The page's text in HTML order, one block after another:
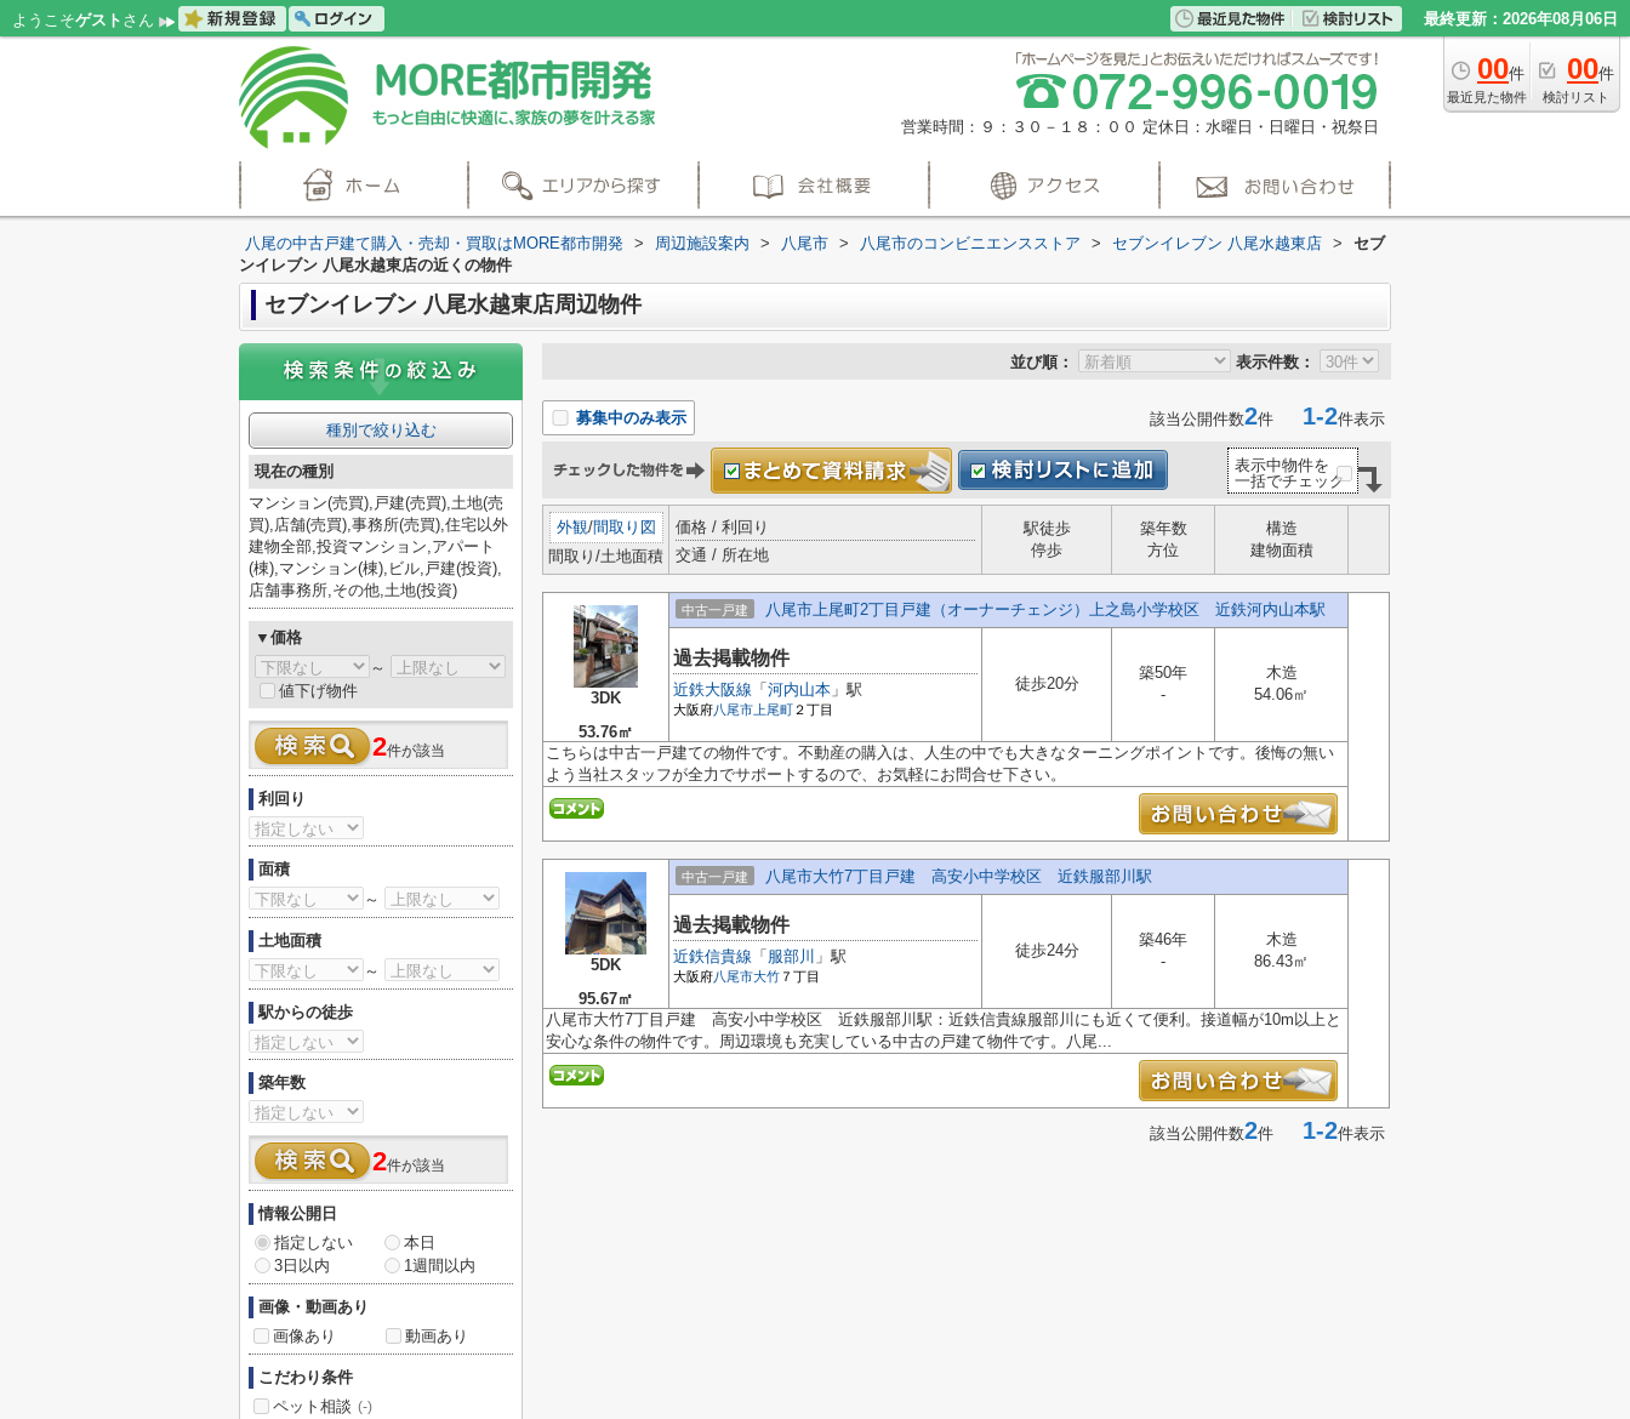
ようこそゲスト さん 最終更新：2026年08月06日
00件
最近見た物件
00件
検討リスト
営業時間：９：３０－１８：００ 定休日：水曜日・日曜日・祝祭日
八尾の中古戸建て購入・売却・買取はMORE都市開発 > 周辺施設案内 > 八尾市 > 八尾市のコンビニエンスストア > セブンイレブン 八尾水越東店 >
セブ
ンイレブン 八尾水越東店の近くの物件
セブンイレブン 八尾水越東店周辺物件
並び順： 表示件数：
募集中のみ表示 該当公開件数2件 1-2件表示
表示中物件を
一括でチェック
外観/間取り図
間取り/土地面積
価格 / 利回り
交通 / 所在地
駅徒歩
停歩
築年数
方位
構造
建物面積
3DK
53.76㎡
中古一戸建 八尾市上尾町2丁目戸建（オーナーチェンジ）上之島小学校区 近鉄河内山本駅
過去掲載物件
近鉄大阪線 「 河内山本 」駅
大阪府八尾市 上尾町 ２丁目
徒歩20分
築50年
-
木造
54.06㎡
こちらは中古一戸建ての物件です。不動産の購入は、人生の中でも大きなターニングポイントです。後悔の無い
よう当社スタッフが全力でサポートするので、お気軽にお問合せ下さい。
5DK
95.67㎡
中古一戸建 八尾市大竹7丁目戸建 高安小中学校区 近鉄服部川駅
過去掲載物件
近鉄信貴線 「 服部川 」駅
大阪府八尾市大竹 ７丁目
徒歩24分
築46年
-
木造
86.43㎡
八尾市大竹7丁目戸建 高安小中学校区 近鉄服部川駅：近鉄信貴線服部川にも近くて便利。接道幅が10m以上と
安心な条件の物件です。周辺環境も充実している中古の戸建て物件です。八尾...
該当公開件数2件 1-2件表示
種別で絞り込む
現在の種別
マンション(売買),戸建(売買),土地(売
買),店舗(売買),事務所(売買),住宅以外
建物全部,投資マンション,アパート
(棟),マンション(棟),ビル,戸建(投資),
店舗事務所,その他,土地(投資)
▼価格
～
値下げ物件
2件が該当
利回り
面積
～
土地面積
～
駅からの徒歩
築年数
2件が該当
情報公開日
指定しない
本日
3日以内
1週間以内
画像・動画あり
画像あり
動画あり
こだわり条件
ペット相談 (-)